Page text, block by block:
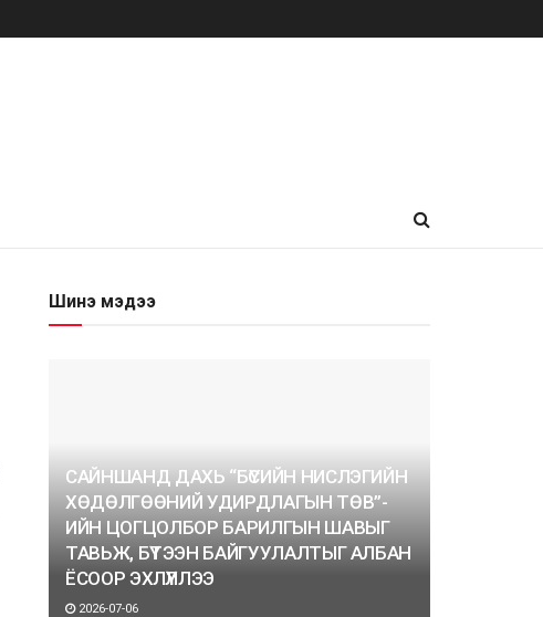
Шинэ мэдээ
САЙНШАНД ДАХЬ “БҮСИЙН НИСЛЭГИЙН
ХӨДӨЛГӨӨНИЙ УДИРДЛАГЫН ТӨВ”-
ИЙН ЦОГЦОЛБОР БАРИЛГЫН ШАВЫГ
ТАВЬЖ, БҮТЭЭН БАЙГУУЛАЛТЫГ АЛБАН
ЁСООР ЭХЛҮҮЛЛЭЭ
2026-07-06